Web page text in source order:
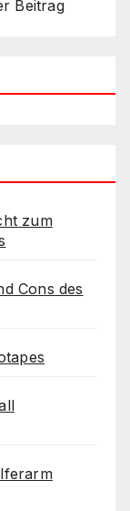
Beitrag
zum
Cons des